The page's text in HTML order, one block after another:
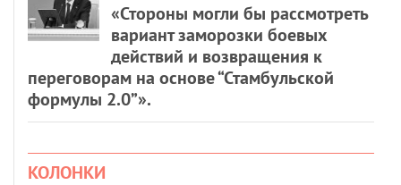
«Стороны могли бы рассмотреть
вариант заморозки боевых
действий и возвращения к
переговорам на основе “Стамбульской
формулы 2.0”».
КОЛОНКИ